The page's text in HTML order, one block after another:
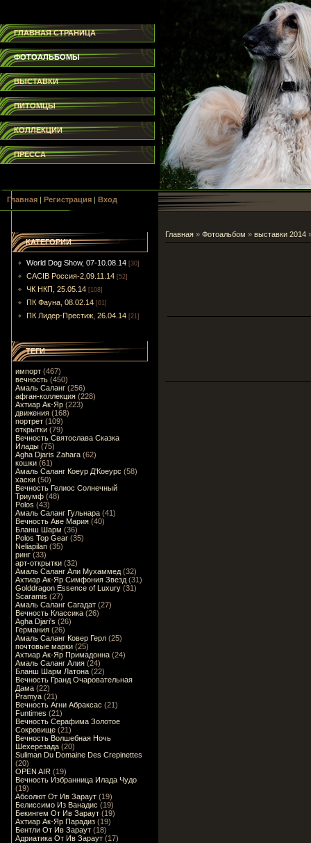
ГЛАВНАЯ СТРАНИЦА
ФОТОАЛЬБОМЫ
ВЫСТАВКИ
ПИТОМЦЫ
КОЛЛЕКЦИИ
ПРЕССА
Главная | Регистрация | Вход
КАТЕГОРИИ
World Dog Show, 07-10.08.14 [30]
CACIB Россия-2,09.11.14 [52]
ЧК НКП, 25.05.14 [108]
ПК Фауна, 08.02.14 [61]
ПК Лидер-Престиж, 26.04.14 [21]
ТЕГИ
импорт (467)
вечность (450)
Амаль Саланг (256)
афган-коллекция (228)
Ахтиар Ак-Яр (223)
движения (168)
портрет (109)
открытки (79)
Вечность Святослава Сказка
Илады (75)
Agha Djaris Zahara (62)
кошки (61)
Амаль Саланг Коеур Д'Коеурс (58)
хаски (50)
Вечность Гелиос Солнечный
Триумф (48)
Polos (43)
Амаль Саланг Гульнара (41)
Вечность Аве Мария (40)
Бланш Шарм (36)
Polos Top Gear (35)
Neliapilan (35)
ринг (33)
арт-открытки (32)
Амаль Саланг Али Мухаммед (32)
Ахтиар Ак-Яр Симфония Звезд (31)
Golddragon Essence of Luxury (31)
Scaramis (27)
Амаль Саланг Сагадат (27)
Вечность Классика (26)
Agha Djari's (26)
Германия (26)
Амаль Саланг Ковер Герл (25)
почтовые марки (25)
Ахтиар Ак-Яр Примадонна (24)
Амаль Саланг Алия (24)
Бланш Шарм Латона (22)
Вечность Гранд Очаровательная
Дама (22)
Pramya (21)
Вечность Агни Абраксас (21)
Funtimes (21)
Вечность Серафима Золотое
Сокровище (21)
Вечность Волшебная Ночь
Шехерезада (20)
Suliman Du Domaine Des Crepinettes
(20)
OPEN AIR (19)
Вечность Избранница Илада Чудо
(19)
Абсолют От Ив Зараут (19)
Белиссимо Из Ванадис (19)
Бекингем От Ив Зараут (19)
Ахтиар Ак-Яр Парадиз (19)
Бентли От Ив Зараут (18)
Адриатика От Ив Зараут (17)
Главная » Фотоальбом » выставки 2014